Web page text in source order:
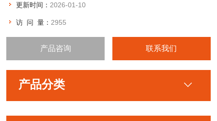
更新时间： 2026-01-10
访 问 量： 2955
产品咨询 联系我们
产品分类